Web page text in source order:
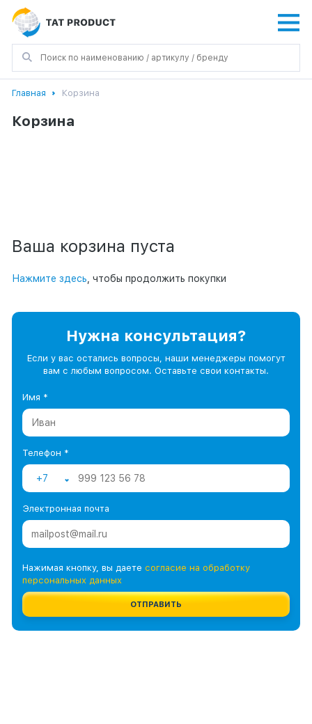
Главная Корзина
Корзина
Ваша корзина пуста
Нажмите здесь , чтобы продолжить покупки
Нужна консультация?
Если у вас остались вопросы, наши менеджеры помогут
вам с любым вопросом. Оставьте свои контакты.
Имя *
Телефон *
+7
Электронная почта
Нажимая кнопку, вы даете согласие на обработку
персональных данных
ОТПРАВИТЬ